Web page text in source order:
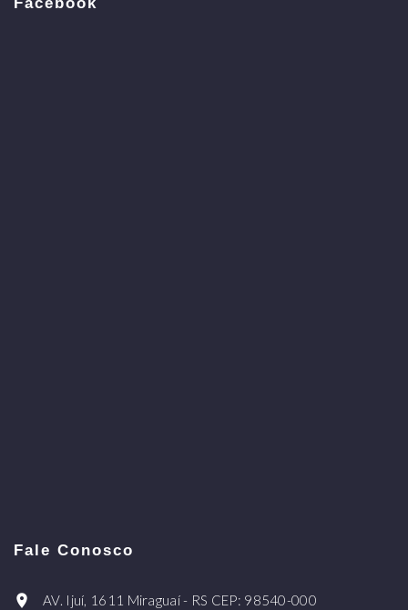
Fale Conosco
AV. Ijuí, 1611 Miraguaí - RS CEP: 98540-000